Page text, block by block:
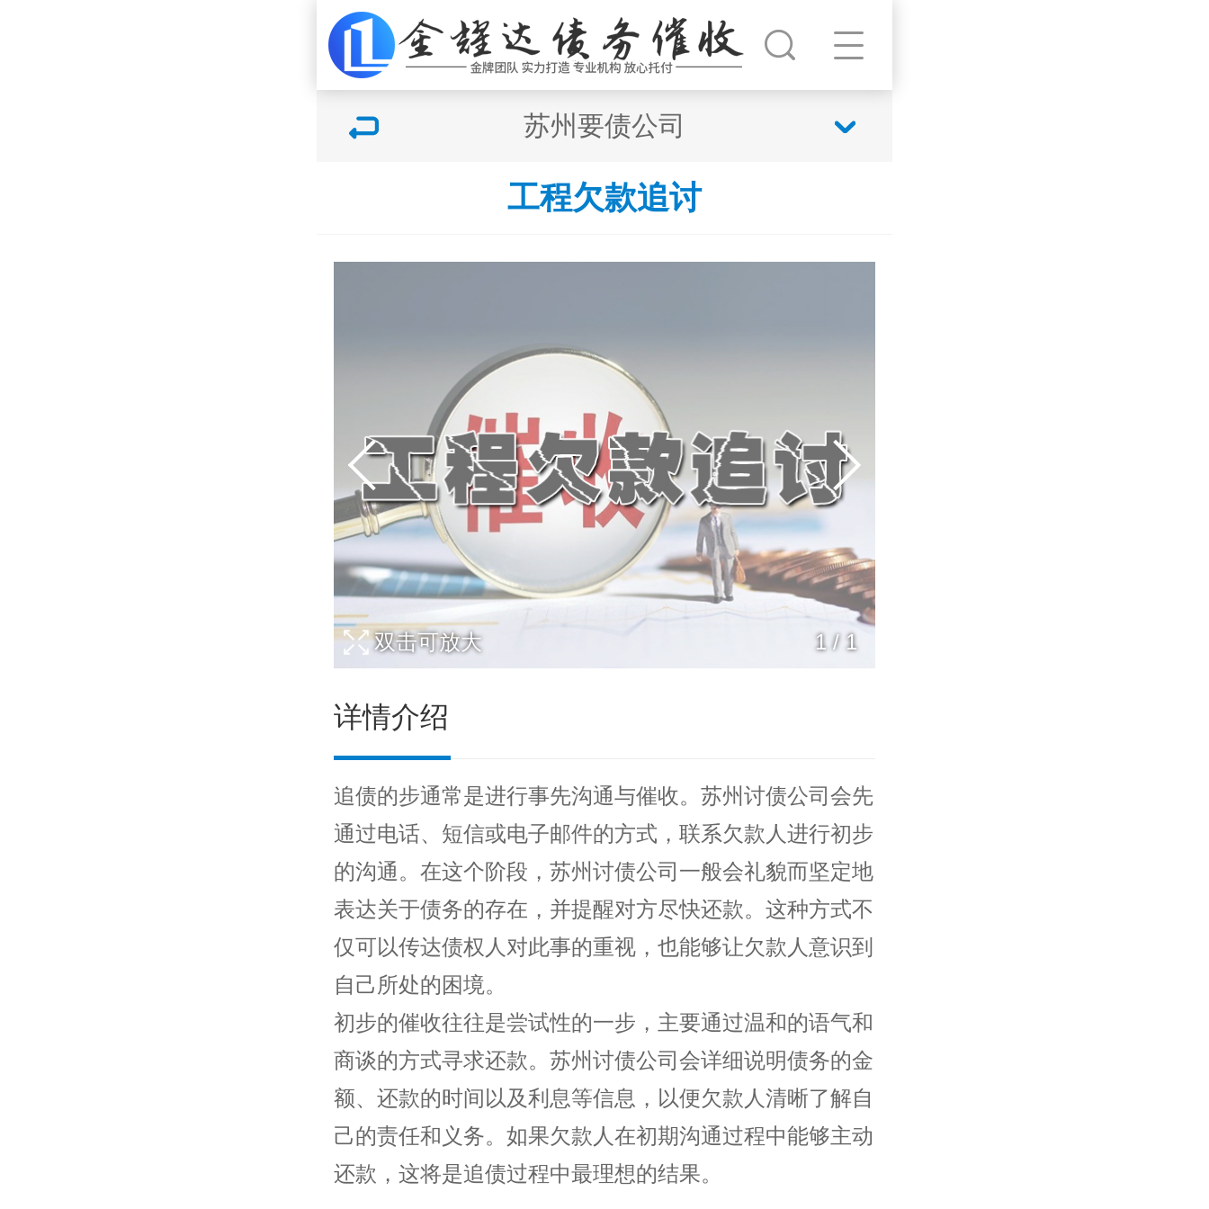
苏州要债公司
工程欠款追讨
1/ 1
双击可放大
详情介绍
追债的步通常是进行事先沟通与催收。苏州讨债公司会先
通过电话、短信或电子邮件的方式，联系欠款人进行初步
的沟通。在这个阶段，苏州讨债公司 一般会礼貌而坚定地
表达关于债务的存在，并提醒对方尽快还款。这种方式不
仅可以传达债权人对此事的重视，也能够让欠款人意识到
自己所处的困境。
初步的催收往往是尝试性的一步，主要通过温和的语气和
商谈的方式寻求还款。苏州讨债公司会详细说明债务的金
额、还款的时间以及利息等信息，以便欠款人清晰了解自
己的责任和义务。如果欠款人在初期沟通过程中能够主动
还款，这将是追债过程中最理想的结果。